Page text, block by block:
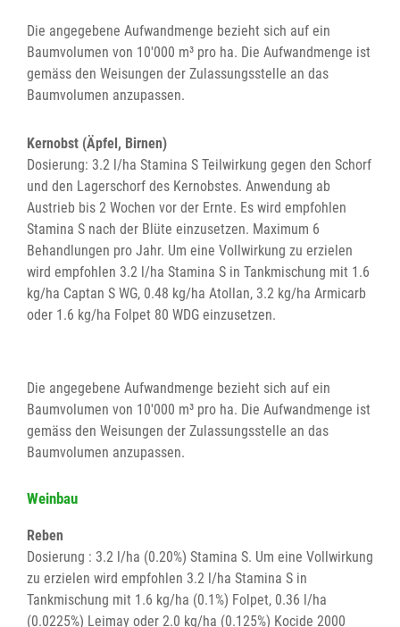
Die angegebene Aufwandmenge bezieht sich auf ein
Baumvolumen von 10'000 m³ pro ha. Die Aufwandmenge ist
gemäss den Weisungen der Zulassungsstelle an das
Baumvolumen anzupassen.
Kernobst (Äpfel, Birnen)
Dosierung: 3.2 l/ha Stamina S Teilwirkung gegen den Schorf
und den Lagerschorf des Kernobstes. Anwendung ab
Austrieb bis 2 Wochen vor der Ernte. Es wird empfohlen
Stamina S nach der Blüte einzusetzen. Maximum 6
Behandlungen pro Jahr. Um eine Vollwirkung zu erzielen
wird empfohlen 3.2 l/ha Stamina S in Tankmischung mit 1.6
kg/ha Captan S WG, 0.48 kg/ha Atollan, 3.2 kg/ha Armicarb
oder 1.6 kg/ha Folpet 80 WDG einzusetzen.
Die angegebene Aufwandmenge bezieht sich auf ein
Baumvolumen von 10'000 m³ pro ha. Die Aufwandmenge ist
gemäss den Weisungen der Zulassungsstelle an das
Baumvolumen anzupassen.
Weinbau
Reben
Dosierung : 3.2 l/ha (0.20%) Stamina S. Um eine Vollwirkung
zu erzielen wird empfohlen 3.2 l/ha Stamina S in
Tankmischung mit 1.6 kg/ha (0.1%) Folpet, 0.36 l/ha
(0.0225%) Leimay oder 2.0 kg/ha (0.125%) Kocide 2000